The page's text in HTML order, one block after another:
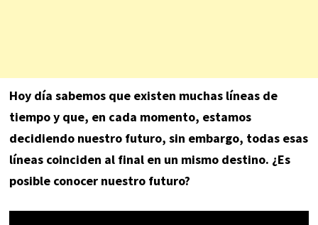
Hoy día sabemos que existen muchas líneas de
tiempo y que, en cada momento, estamos
decidiendo nuestro futuro, sin embargo, todas esas
líneas coinciden al final en un mismo destino. ¿Es
posible conocer nuestro futuro?